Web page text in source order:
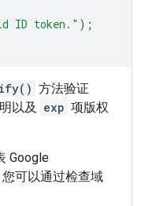
ID token." );
方法验证
以及 exp 项版权
Google
可以通过检查域